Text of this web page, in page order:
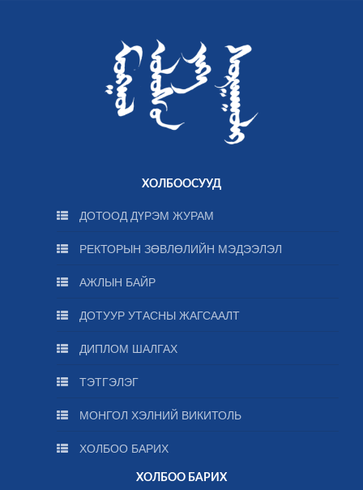
ХОЛБООСУУД
ДОТООД ДҮРЭМ ЖУРАМ
РЕКТОРЫН ЗӨВЛӨЛИЙН МЭДЭЭЛЭЛ
АЖЛЫН БАЙР
ДОТУУР УТАСНЫ ЖАГСААЛТ
ДИПЛОМ ШАЛГАХ
ТЭТГЭЛЭГ
МОНГОЛ ХЭЛНИЙ ВИКИТОЛЬ
ХОЛБОО БАРИХ
ХОЛБОО БАРИХ